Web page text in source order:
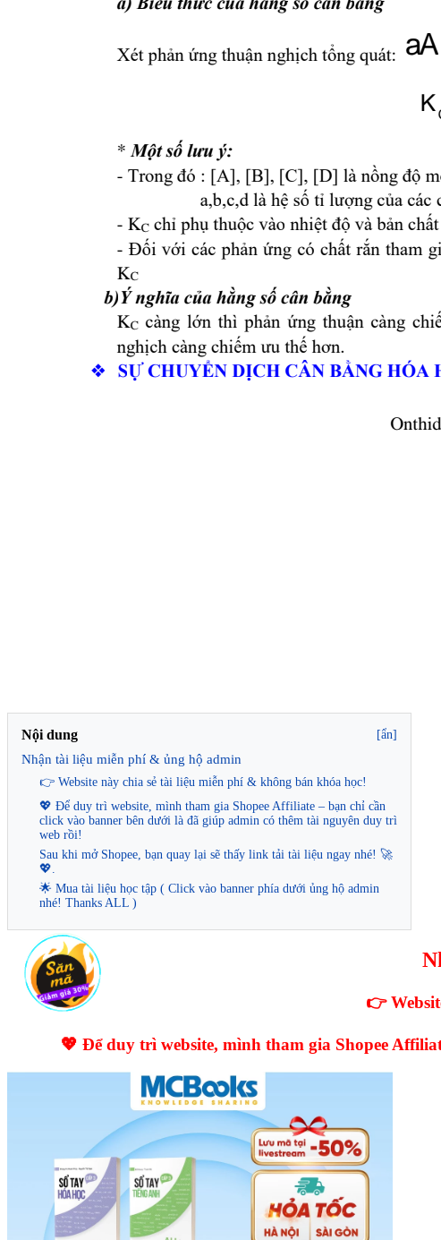
Nội dung [ẩn]
Nhận tài liệu miễn phí & ủng hộ admin
👉 Website này chia sẻ tài liệu miễn phí & không bán khóa học!
💖 Để duy trì website, mình tham gia Shopee Affiliate – bạn chỉ cần
click vào banner bên dưới là đã giúp admin có thêm tài nguyên duy trì
web rồi!
Sau khi mở Shopee, bạn quay lại sẽ thấy link tải tài liệu ngay nhé! 🚀
💖.
🌟 Mua tài liệu học tập ( Click vào banner phía dưới ủng hộ admin
nhé! Thanks ALL )
👉
💖 Để duy trì website, mình tham gia Shopee